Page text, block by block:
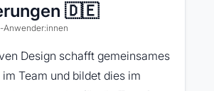
🇩🇪
Anwender:innen
Design schafft gemeinsames
Team und bildet dies im